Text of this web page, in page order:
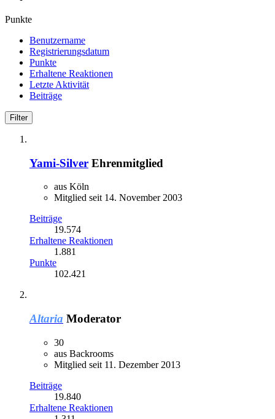
Punkte
Benutzername
Registrierungsdatum
Punkte
Erhaltene Reaktionen
Letzte Aktivität
Beiträge
Filter
Yami-Silver Ehrenmitglied
aus Köln
Mitglied seit 14. November 2003
Beiträge
19.574
Erhaltene Reaktionen
1.881
Punkte
102.421
Altaria Moderator
30
aus Backrooms
Mitglied seit 11. Dezember 2013
Beiträge
19.840
Erhaltene Reaktionen